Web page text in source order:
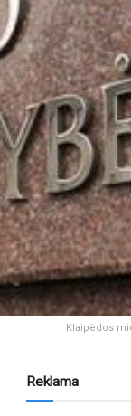
Klaipëdos
Reklama